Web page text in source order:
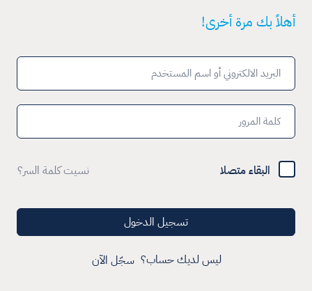
أهلاً بك مرة أخرى!
البقاء متصلا نسيت كلمة السر؟
تسجيل الدخول
ليس لديك حساب؟ سجّل الآن